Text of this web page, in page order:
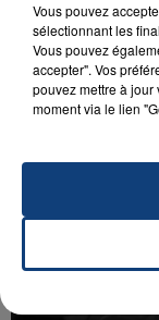
OPÉRER DE
La famille a
reconnu sa
excuses.
TITRES
Vous pouvez
sélectionnant les
Vous pouvez
accepter". Vos
pouvez mettre à jour
moment via le lien